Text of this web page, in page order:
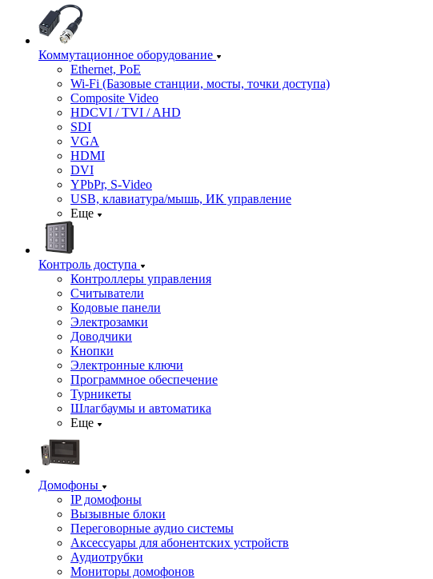
Коммутационное оборудование
Ethernet, PoE
Wi-Fi (Базовые станции, мосты, точки доступа)
Composite Video
HDCVI / TVI / AHD
SDI
VGA
HDMI
DVI
YPbPr, S-Video
USB, клавиатура/мышь, ИК управление
Еще
Контроль доступа
Контроллеры управления
Считыватели
Кодовые панели
Электрозамки
Доводчики
Кнопки
Электронные ключи
Программное обеспечение
Турникеты
Шлагбаумы и автоматика
Еще
Домофоны
IP домофоны
Вызывные блоки
Переговорные аудио системы
Аксессуары для абонентских устройств
Аудиотрубки
Мониторы домофонов